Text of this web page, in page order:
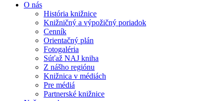
O nás
História knižnice
Knižničný a výpožičný poriadok
Cenník
Orientačný plán
Fotogaléria
Súťaž NAJ kniha
Z nášho regiónu
Knižnica v médiách
Pre médiá
Partnerské knižnice